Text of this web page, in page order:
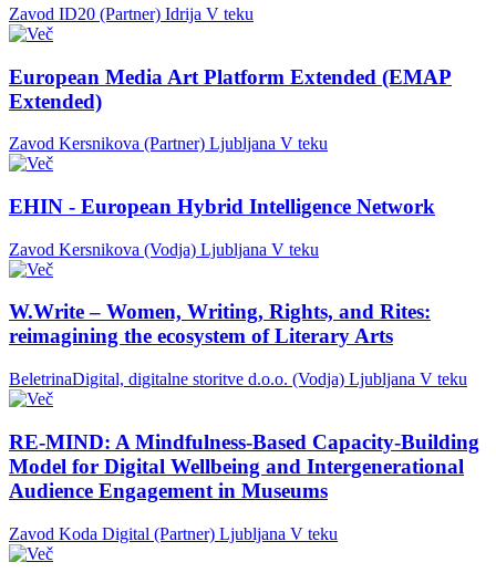
Zavod ID20 (Partner) Idrija V teku
European Media Art Platform Extended (EMAP
Extended)
Zavod Kersnikova (Partner) Ljubljana V teku
EHIN - European Hybrid Intelligence Network
Zavod Kersnikova (Vodja) Ljubljana V teku
W.Write – Women, Writing, Rights, and Rites:
reimagining the ecosystem of Literary Arts
BeletrinaDigital, digitalne storitve d.o.o. (Vodja) Ljubljana V teku
RE-MIND: A Mindfulness-Based Capacity-Building
Model for Digital Wellbeing and Intergenerational
Audience Engagement in Museums
Zavod Koda Digital (Partner) Ljubljana V teku